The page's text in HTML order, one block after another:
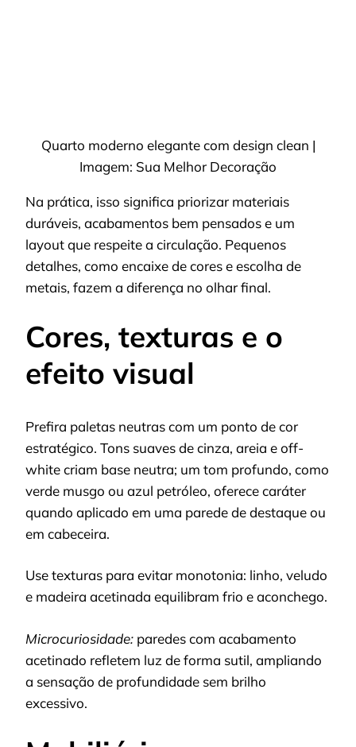
Quarto moderno elegante com design clean |
Imagem: Sua Melhor Decoração
Na prática, isso significa priorizar materiais
duráveis, acabamentos bem pensados e um
layout que respeite a circulação. Pequenos
detalhes, como encaixe de cores e escolha de
metais, fazem a diferença no olhar final.
Cores, texturas e o
efeito visual
Prefira paletas neutras com um ponto de cor
estratégico. Tons suaves de cinza, areia e off-
white criam base neutra; um tom profundo, como
verde musgo ou azul petróleo, oferece caráter
quando aplicado em uma parede de destaque ou
em cabeceira.
Use texturas para evitar monotonia: linho, veludo
e madeira acetinada equilibram frio e aconchego.
Microcuriosidade: paredes com acabamento
acetinado refletem luz de forma sutil, ampliando
a sensação de profundidade sem brilho
excessivo.